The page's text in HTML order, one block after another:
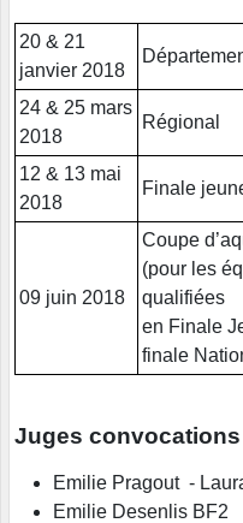
20 & 21
janvier 2018
24 & 25 mars
2018
Régional
12 & 13 mai
2018
Finale
09 juin 2018
Coupe
(pour les
qualifiées
en Finale
finale
Juges convocations
Emilie Pragout -
Emilie Desenlis BF2